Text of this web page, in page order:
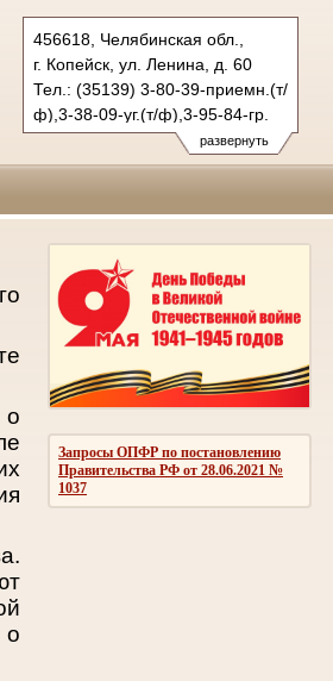
развернуть
456618, Челябинская обл.,
г. Копейск, ул. Ленина, д. 60
Тел.: (35139) 3-80-39-приемн.(т/
ф),3-38-09-уг.(т/ф),3-95-84-гр.
kopeysk.chel@sudrf.ru
Запросы ОПФР по постановлению
Правительства РФ от 28.06.2021 №
1037
о
о